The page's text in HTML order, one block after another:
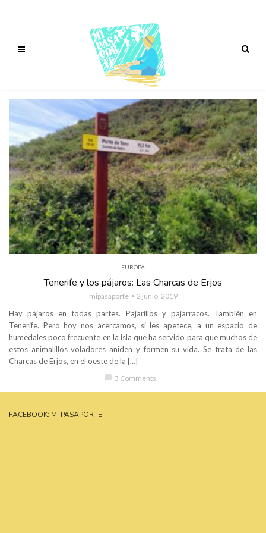
EUROPA
Tenerife y los pájaros: Las Charcas de Erjos
mipasaporte 2 junio, 2019
Hay pájaros en todas partes. Pajarillos y pajarracos. También en
Tenerife. Pero hoy nos acercamos, si les apetece, a un espacio de
humedales poco frecuente en la isla que ha servido para que muchos de
estos animalillos voladores aniden y formen su vida. Se trata de las
Charcas de Erjos, en el oeste de la […]
chat_bubble 3 Comments
FACEBOOK: MI PASAPORTE